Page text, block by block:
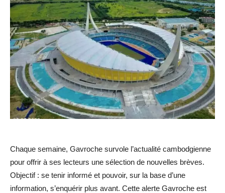
Chaque semaine, Gavroche survole l’actualité cambodgienne
pour offrir à ses lecteurs une sélection de nouvelles brèves.
Objectif : se tenir informé et pouvoir, sur la base d’une
information, s’enquérir plus avant. Cette alerte Gavroche est